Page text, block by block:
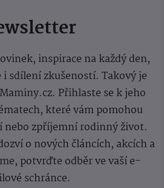
inspirace na každý den,
sdílení zkušeností. Takový je
Přihlaste se k jeho
které vám pomohou
nebo zpříjemní rodinný život.
o nových článcích, akcích a
potvrďte odběr ve vaší e-
schránce.